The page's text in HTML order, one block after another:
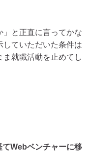
」と正直に言ってかな
していただいた条件は
就職活動を止めてし
Webベンチャーに移